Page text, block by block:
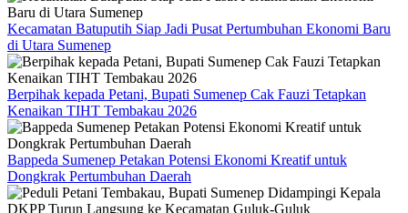
Kecamatan Batuputih Siap Jadi Pusat Pertumbuhan Ekonomi Baru
di Utara Sumenep
Berpihak kepada Petani, Bupati Sumenep Cak Fauzi Tetapkan
Kenaikan TIHT Tembakau 2026
Bappeda Sumenep Petakan Potensi Ekonomi Kreatif untuk
Dongkrak Pertumbuhan Daerah